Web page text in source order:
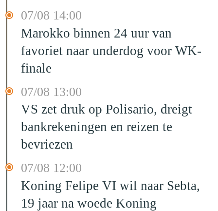
07/08 14:00
Marokko binnen 24 uur van
favoriet naar underdog voor WK-
finale
07/08 13:00
VS zet druk op Polisario, dreigt
bankrekeningen en reizen te
bevriezen
07/08 12:00
Koning Felipe VI wil naar Sebta,
19 jaar na woede Koning